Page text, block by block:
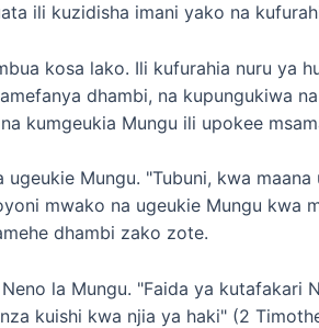
ili kuzidisha imani yako na
kosa lako. Ili kufurahia nuru ya
dhambi, na kupungukiwa
kumgeukia Mungu ili upokee
ugeukie Mungu. "Tubuni, kwa
mwako na ugeukie Mungu kwa
dhambi zako zote.
la Mungu. "Faida ya kutafakari
kuishi kwa njia ya haki" (2